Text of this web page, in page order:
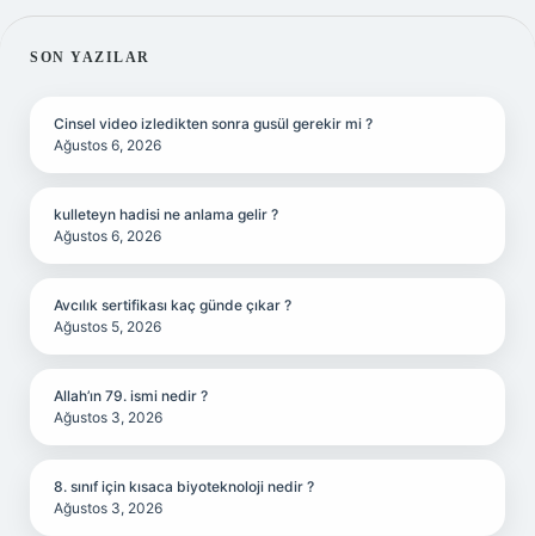
SIDEBAR
SON YAZILAR
Cinsel video izledikten sonra gusül gerekir mi ?
Ağustos 6, 2026
kulleteyn hadisi ne anlama gelir ?
Ağustos 6, 2026
Avcılık sertifikası kaç günde çıkar ?
Ağustos 5, 2026
Allah’ın 79. ismi nedir ?
Ağustos 3, 2026
8. sınıf için kısaca biyoteknoloji nedir ?
Ağustos 3, 2026